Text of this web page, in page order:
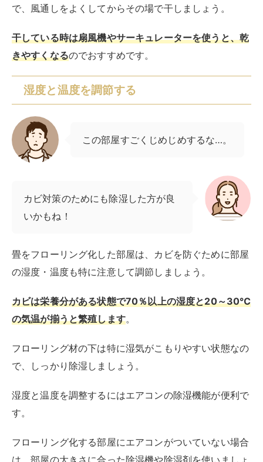
で、しっかり除湿しましょう。
湿度と温度を調整するにはエアコンの除湿機能が便利で
す。
フローリング化する部屋にエアコンがついていない場合
は、部屋の大きさに合った除湿機や除湿剤を使いましょ
う。
また元々湿度が高くなりがちな部屋である場合、エアコ
◆除湿機を買うなら、下記の記事で紹介しているおすす
除湿機のおすすめランキング！一人暮らしや寝室
湿度が高い環境では、カビやアレルギーの原因となる菌の繁殖が進み、健
が除湿機です。この記事では、おすすめしたい最新の除湿機を厳選して...
定期的に換気をおこなう
カビ対策には、定期的な換気も必要です。
窓で換気をする際には、1時間に2回以上の頻度で5分程
度窓を開けましょう 。